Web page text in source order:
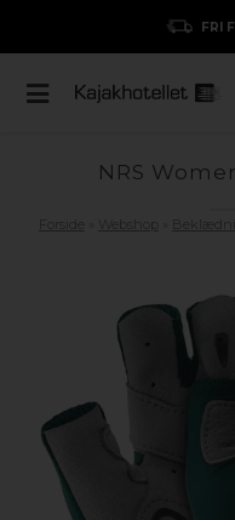
FRI
NRS